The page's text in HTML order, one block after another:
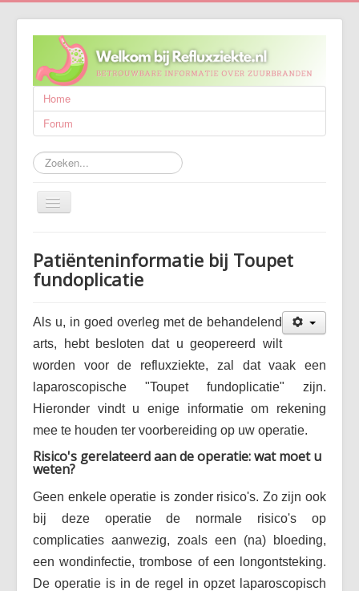
Home
Forum
Zoeken...
Schakelen
navigatie
Behandeling
Wie zijn wij?
Publicaties
Forum
Maak een afspraak
Patiënteninformatie bij Toupet
fundoplicatie
Als u, in goed overleg met de behandelend
arts, hebt besloten dat u geopereerd wilt
worden voor de refluxziekte, zal dat vaak een
laparoscopische "Toupet fundoplicatie" zijn.
Hieronder vindt u enige informatie om rekening
mee te houden ter voorbereiding op uw operatie.
Risico's gerelateerd aan de operatie: wat moet u
weten?
Geen enkele operatie is zonder risico's. Zo zijn ook
bij deze operatie de normale risico's op
complicaties aanwezig, zoals een (na) bloeding,
een wondinfectie, trombose of een longontsteking.
De operatie is in de regel in opzet laparoscopisch